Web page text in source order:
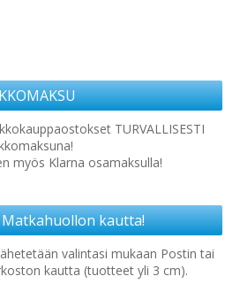
TURVALLISESTI
myös Klarna osamaksulla!
Matkahuollon kautta!
valintasi mukaan Postin tai
kautta (tuotteet yli 3 cm).